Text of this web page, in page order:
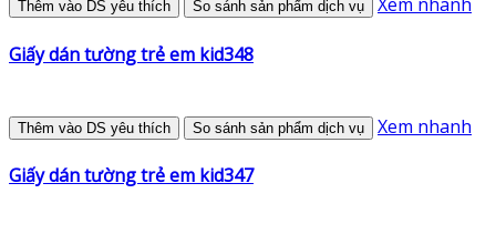
Thêm vào DS yêu thích So sánh sản phẩm dịch vụ
Giấy dán tường trẻ em kid348
Thêm vào DS yêu thích So sánh sản phẩm dịch vụ Xem nhanh
Giấy dán tường trẻ em kid347